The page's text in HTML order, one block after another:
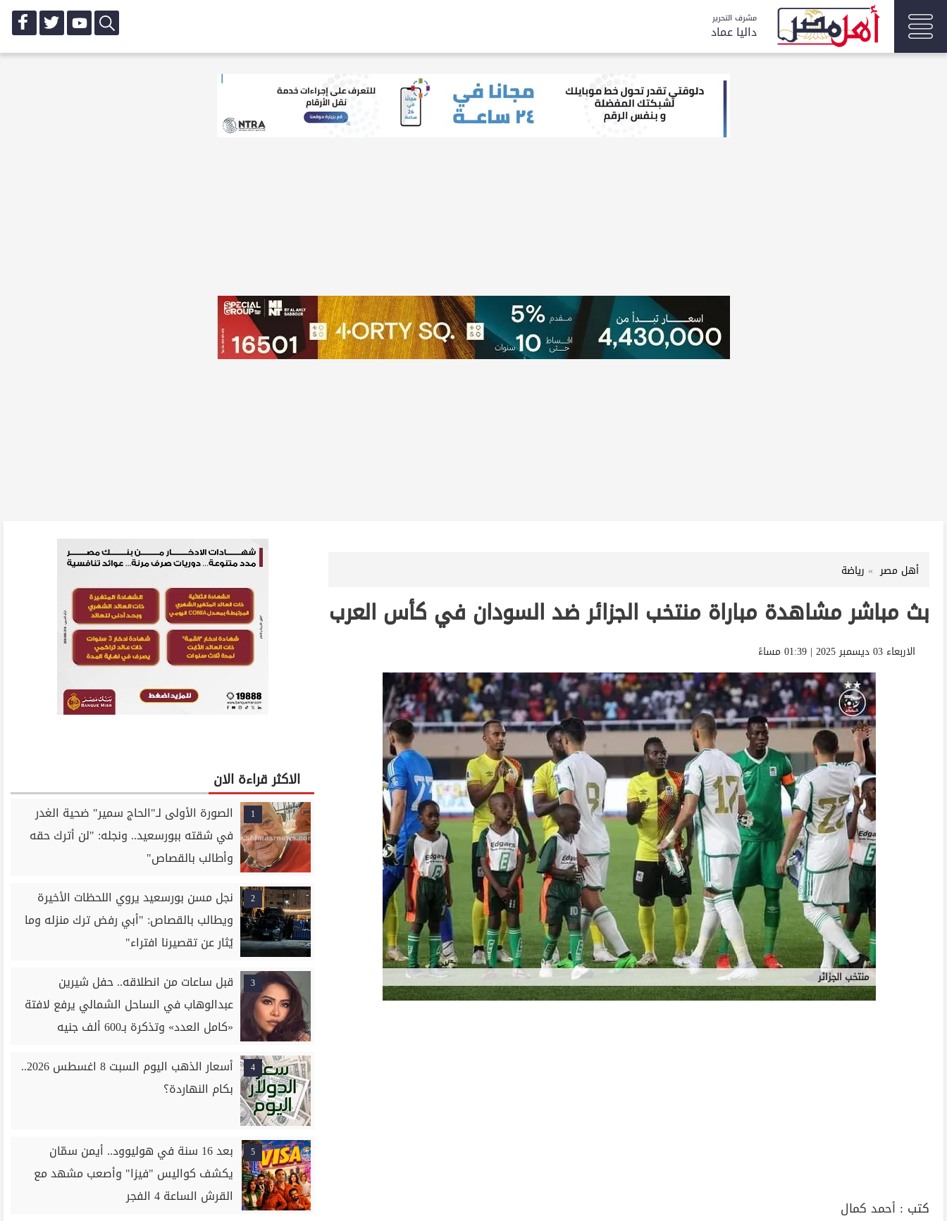
مشرف التحرير
داليا عماد
أهل مصر رياضة
بث مباشر مشاهدة مباراة منتخب الجزائر ضد السودان في كأس العرب
الاربعاء 03 ديسمبر 2025 | 01:39 مساءً
منتخب الجزائر
كتب : أحمد كمال
الاكثر قراءة الان
1
الصورة الأولى لـ"الحاج سمير" ضحية الغدر
في شقته ببورسعيد.. ونجله: "لن أترك حقه
وأطالب بالقصاص"
2
نجل مسن بورسعيد يروي اللحظات الأخيرة
ويطالب بالقصاص: "أبي رفض ترك منزله وما
يُثار عن تقصيرنا افتراء"
3
قبل ساعات من انطلاقه.. حفل شيرين
عبدالوهاب في الساحل الشمالي يرفع لافتة
«كامل العدد» وتذكرة بـ600 ألف جنيه
4
أسعار الذهب اليوم السبت 8 اغسطس 2026..
بكام النهاردة؟
5
بعد 16 سنة في هوليوود.. أيمن سمّان
يكشف كواليس "فيزا" وأصعب مشهد مع
القرش الساعة 4 الفجر